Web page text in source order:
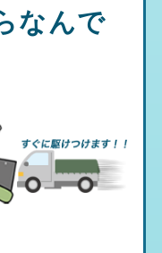
なんで